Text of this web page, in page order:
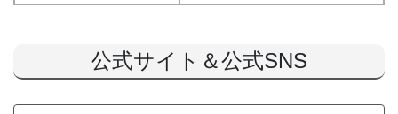
公式サイト＆公式SNS